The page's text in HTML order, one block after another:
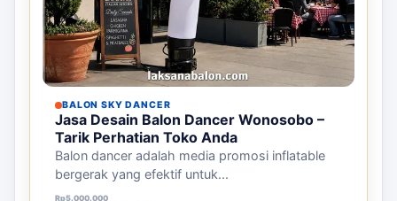
BALON SKY DANCER
Jasa Desain Balon Dancer Wonosobo –
Tarik Perhatian Toko Anda
Balon dancer adalah media promosi inflatable
bergerak yang efektif untuk...
Rp5.000.000